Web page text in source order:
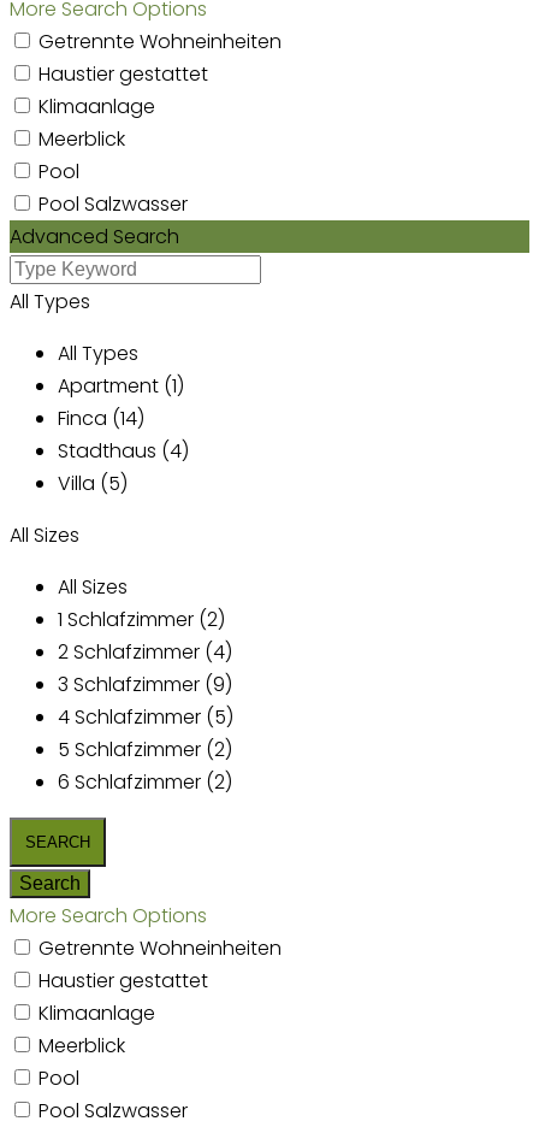
More Search Options
Getrennte Wohneinheiten
Haustier gestattet
Klimaanlage
Meerblick
Pool
Pool Salzwasser
Advanced Search
All Types
All Types
Apartment (1)
Finca (14)
Stadthaus (4)
Villa (5)
All Sizes
All Sizes
1 Schlafzimmer (2)
2 Schlafzimmer (4)
3 Schlafzimmer (9)
4 Schlafzimmer (5)
5 Schlafzimmer (2)
6 Schlafzimmer (2)
More Search Options
Getrennte Wohneinheiten
Haustier gestattet
Klimaanlage
Meerblick
Pool
Pool Salzwasser